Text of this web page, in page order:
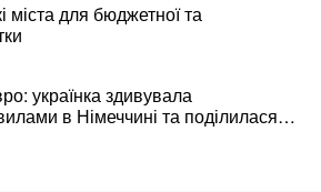
міста для бюджетної та
українка здивувала
в Німеччині та поділилася